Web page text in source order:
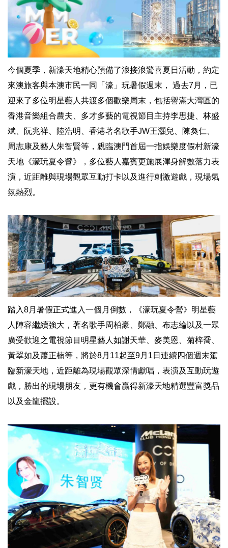
今個夏季，新濠天地精心預備了浪接浪驚喜夏日活動，約定
來澳旅客與本澳市民一同「濠」玩暑假週末， 過去7月，已
迎來了多位明星藝人共渡多個歡樂周末，包括譽滿大灣區的
香港音樂組合農夫、多才多藝的電視節目主持李思捷、林盛
斌、阮兆祥、陸浩明、香港著名歌手JW王灝兒、陳奐仁、
周志康及藝人朱智賢等，親臨澳門首屆一指娛樂度假村新濠
天地《濠玩夏令營》，多位藝人嘉賓更施展渾身解數落力表
演，近距離與現場觀眾互動打卡以及進行刺激遊戲，現場氣
氛熱烈。
踏入8月暑假正式進入一個月倒數，《濠玩夏令營》明星藝
人陣容繼續強大，著名歌手周柏豪、鄭融、布志綸以及一眾
廣受歡迎之電視節目明星藝人如謝天華、麥美恩、菊梓喬、
黃翠如及蕭正楠等，將於8月11起至9月1日連續四個週末駕
臨新濠天地，近距離為現場觀眾深情獻唱，表演及互動玩遊
戲，勝出的現場朋友，更有機會贏得新濠天地精選豐富獎品
以及金龍擺設。